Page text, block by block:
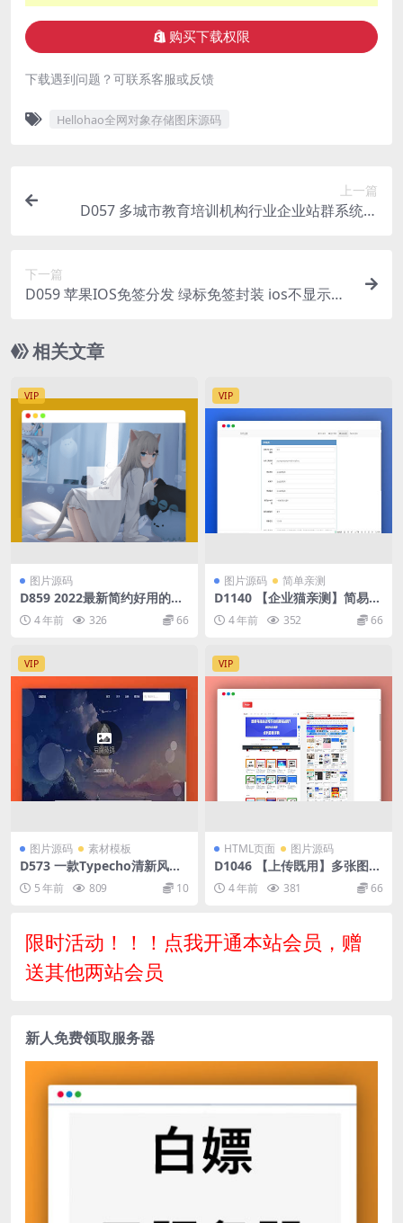
购买下载权限
下载遇到问题？可联系客服或反馈
Hellohao全网对象存储图床源码
上一篇
D057 多城市教育培训机构行业企业站群系统源
下一篇
D059 苹果IOS免签分发 绿标免签封装 ios不显示顶
相关文章
VIP
图片源码
D859 2022最新简约好用的企
业猫图床系统源码
4 年前 326 66
VIP
图片源码 简单亲测
D1140 【企业猫亲测】简易图
床PHP源码
4 年前 352 66
VIP
图片源码 素材模板
D573 一款Typecho清新风格
响应式主题Bubble
5 年前 809 10
VIP
HTML页面 图片源码
D1046 【上传既用】多张图片
缝合怪拼图工具html源码
4 年前 381 66
限时活动！！！点我开通本站会员，赠
送其他两站会员
新人免费领取服务器